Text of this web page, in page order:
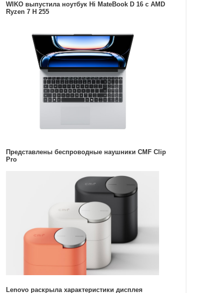
WIKO выпустила ноутбук Hi MateBook D 16 с AMD
Ryzen 7 H 255
Представлены беспроводные наушники CMF Clip
Pro
Lenovo раскрыла характеристики дисплея